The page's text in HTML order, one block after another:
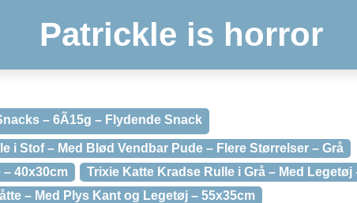
Patrickle is horror
– 6Ã15g – Flydende Snack
i Stof – Med Blød Vendbar Pude – Flere Størrelser – Grå
40x30cm
Trixie Katte Kradse Rulle i Grå – Med Legetøj
– Med Plys Kant og Legetøj – 55x35cm